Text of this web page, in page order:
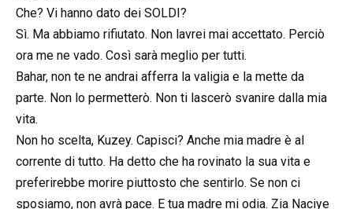
Che? Vi hanno dato dei SOLDI?
Sì. Ma abbiamo rifiutato. Non lavrei mai accettato. Perciò
ora me ne vado. Così sarà meglio per tutti.
Bahar, non te ne andrai afferra la valigia e la mette da
parte. Non lo permetterò. Non ti lascerò svanire dalla mia
vita.
Non ho scelta, Kuzey. Capisci? Anche mia madre è al
corrente di tutto. Ha detto che ha rovinato la sua vita e
preferirebbe morire piuttosto che sentirlo. Se non ci
sposiamo, non avrà pace. E tua madre mi odia. Zia Naciye